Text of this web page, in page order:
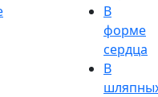
В
форме
сердца
В